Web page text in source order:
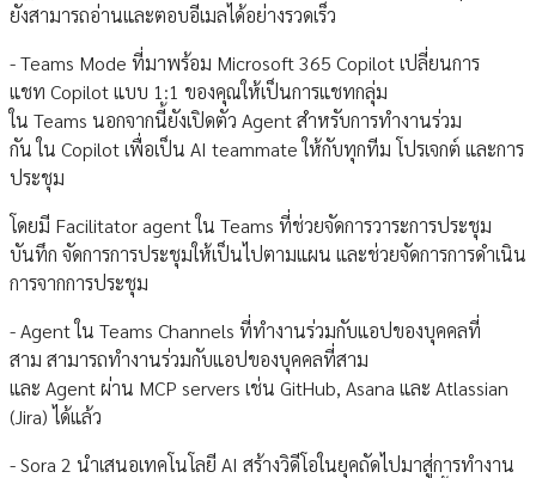
ยังสามารถอ่านและตอบอีเมลได้อย่างรวดเร็ว
- Teams Mode ที่มาพร้อม Microsoft 365 Copilot เปลี่ยนการ
แชท Copilot แบบ 1:1 ของคุณให้เป็นการแชทกลุ่ม
ใน Teams นอกจากนี้ยังเปิดตัว Agent สำหรับการทำงานร่วม
กัน ใน Copilot เพื่อเป็น AI teammate ให้กับทุกทีม โปรเจกต์ และการ
ประชุม
โดยมี Facilitator agent ใน Teams ที่ช่วยจัดการวาระการประชุม
บันทึก จัดการการประชุมให้เป็นไปตามแผน และช่วยจัดการการดำเนิน
การจากการประชุม
- Agent ใน Teams Channels ที่ทำงานร่วมกับแอปของบุคคลที่
สาม สามารถทำงานร่วมกับแอปของบุคคลที่สาม
และ Agent ผ่าน MCP servers เช่น GitHub, Asana และ Atlassian
(Jira) ได้แล้ว
- Sora 2 นำเสนอเทคโนโลยี AI สร้างวิดีโอในยุคถัดไปมาสู่การทำงาน